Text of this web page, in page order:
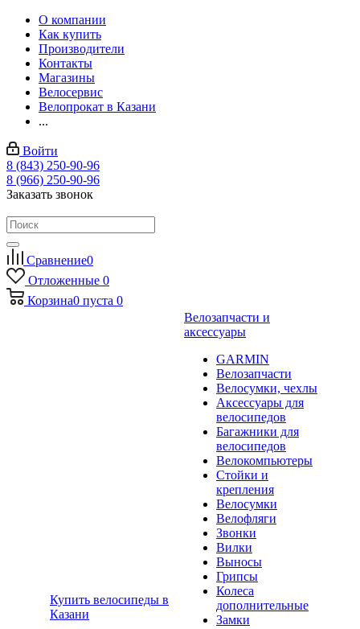
О компании
Как купить
Производители
Контакты
Магазины
Велосервис
Велопрокат в Казани
...
Войти
8 (843) 250-90-96
8 (966) 250-90-96
Заказать звонок
Сравнение0
Отложенные 0
Корзина0 пуста 0
Купить велосипеды в
Казани
Велозапчасти и
аксессуары
GARMIN
Велозапчасти
Велосумки, чехлы
Аксессуары для
велосипедов
Багажники для
велосипедов
Велокомпьютеры
Стойки и
крепления
Велосумки
Велофляги
Звонки
Вилки
Выносы
Грипсы
Колеса
дополнительные
Замки